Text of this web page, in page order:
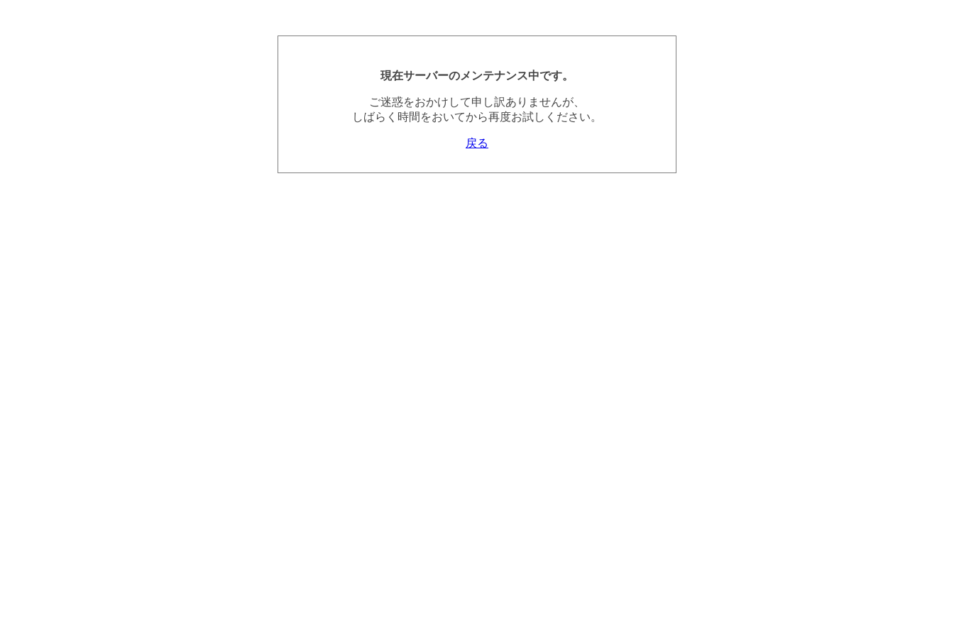
現在サーバーのメンテナンス中です。
ご迷惑をおかけして申し訳ありませんが、
しばらく時間をおいてから再度お試しください。
戻る